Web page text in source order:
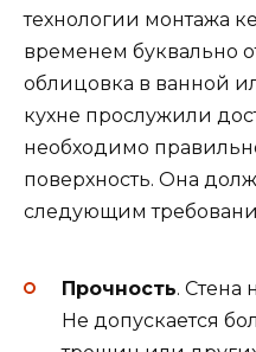
технологии монтажа
временем буквально
облицовка в ванной
кухне прослужили
необходимо
поверхность. Она
следующим
Прочность. Стена
Не допускается